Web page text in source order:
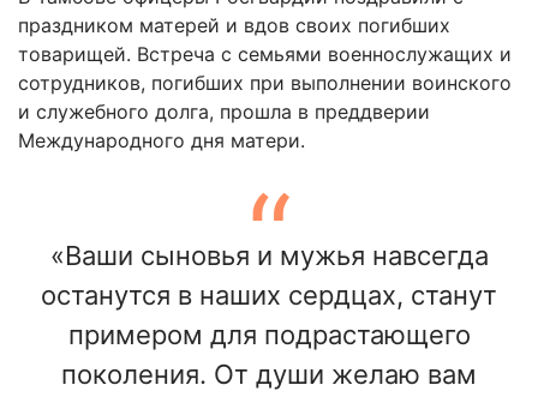
праздником матерей и вдов своих погибших
товарищей. Встреча с семьями военнослужащих и
сотрудников, погибших при выполнении воинского
и служебного долга, прошла в преддверии
Международного дня матери.
«Ваши сыновья и мужья навсегда
останутся в наших сердцах, станут
примером для подрастающего
поколения. От души желаю вам